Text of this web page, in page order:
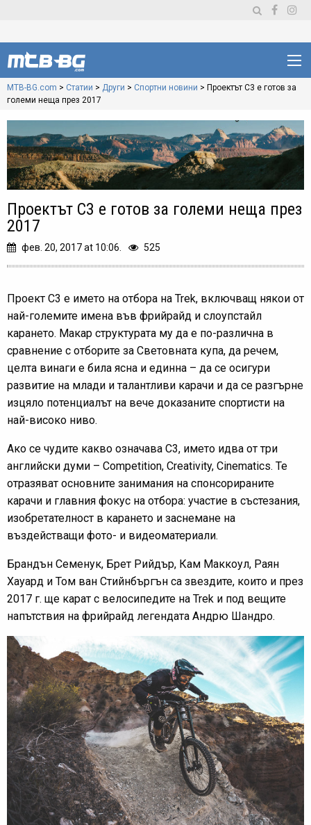
MTB-BG.com > Статии > Други > Спортни новини > Проектът C3 е готов за
големи неща през 2017
Проектът C3 е готов за големи неща през
2017
фев. 20, 2017 at 10:06. 525
Проект C3 e името на отбора на Trek, включващ някои от
най-големите имена във фрийрайд и слоупстайл
карането. Макар структурата му да е по-различна в
сравнение с отборите за Световната купа, да речем,
целта винаги е била ясна и единна – да се осигури
развитие на млади и талантливи карачи и да се разгърне
изцяло потенциалът на вече доказаните спортисти на
най-високо ниво.
Ако се чудите какво означава С3, името идва от три
английски думи – Competition, Creativity, Cinematics. Те
отразяват основните занимания на спонсорираните
карачи и главния фокус на отбора: участие в състезания,
изобретателност в карането и заснемане на
въздействащи фото- и видеоматериали.
Брандън Семенук, Брет Рийдър, Кам Маккоул, Раян
Хауард и Том ван Стийнбъргън са звездите, които и през
2017 г. ще карат с велосипедите на Trek и под вещите
напътствия на фрийрайд легендата Андрю Шандро.